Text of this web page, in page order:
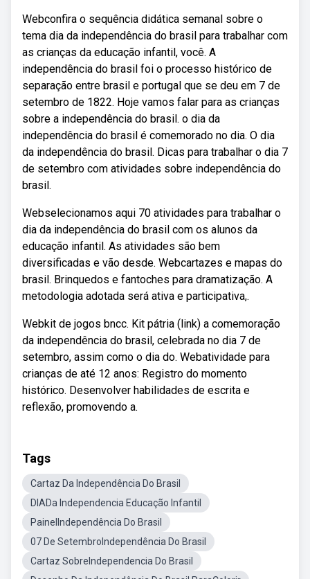
Webconfira o sequência didática semanal sobre o
tema dia da independência do brasil para trabalhar com
as crianças da educação infantil, você. A
independência do brasil foi o processo histórico de
separação entre brasil e portugal que se deu em 7 de
setembro de 1822. Hoje vamos falar para as crianças
sobre a independência do brasil. o dia da
independência do brasil é comemorado no dia. O dia
da independência do brasil. Dicas para trabalhar o dia 7
de setembro com atividades sobre independência do
brasil.
Webselecionamos aqui 70 atividades para trabalhar o
dia da independência do brasil com os alunos da
educação infantil. As atividades são bem
diversificadas e vão desde. Webcartazes e mapas do
brasil. Brinquedos e fantoches para dramatização. A
metodologia adotada será ativa e participativa,.
Webkit de jogos bncc. Kit pátria (link) a comemoração
da independência do brasil, celebrada no dia 7 de
setembro, assim como o dia do. Webatividade para
crianças de até 12 anos: Registro do momento
histórico. Desenvolver habilidades de escrita e
reflexão, promovendo a.
Tags
Cartaz Da Independência Do Brasil
DIADa Independencia Educação Infantil
PainelIndependência Do Brasil
07 De SetembroIndependência Do Brasil
Cartaz SobreIndependencia Do Brasil